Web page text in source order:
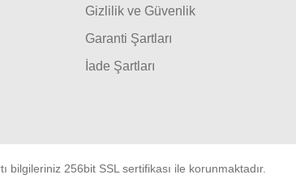
Gizlilik ve Güvenlik
Garanti Şartları
İade Şartları
bilgileriniz 256bit SSL sertifikası ile korunmaktadır.